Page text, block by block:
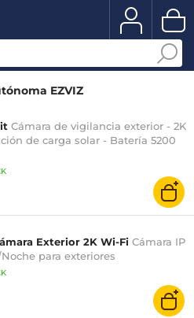
EZVIZ
Cámara de vigilancia exterior - 2K
de carga solar - Batería 5200
Exterior 2K Wi-Fi Cámara IP
para exteriores